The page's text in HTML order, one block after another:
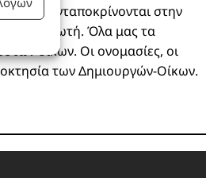
δεν ανταποκρίνονται στην
καταναλωτή. Όλα μας τα
οίκων. Οι ονομασίες, οι
των Δημιουργών-Οίκων.